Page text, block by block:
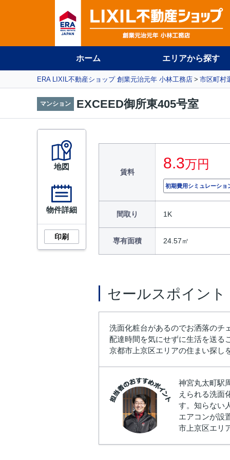
ホーム エリアから探す
ERA LIXIL不動産ショップ 創業元治元年 小林工務店 市区町村
マンション EXCEED御所東405号室
賃料
8.3万円
初期費用シミュレーショ
間取り 1K
専有面積 24.57㎡
地図
物件詳細
印刷
セールスポイント
洗面化粧台があるのでお洒落のチ
配達時間を気にせずに生活を送る
京都市上京区エリアの住まい探し
神宮丸太町駅
えられる洗面
す。知らない
エアコンが設
市上京区エリ